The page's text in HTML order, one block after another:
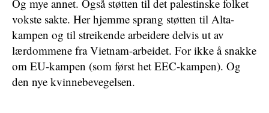
Og mye annet. Også støtten til det palestinske folket
vokste sakte. Her hjemme sprang støtten til Alta-
kampen og til streikende arbeidere delvis ut av
lærdommene fra Vietnam-arbeidet. For ikke å snakke
om EU-kampen (som først het EEC-kampen). Og
den nye kvinnebevegelsen.